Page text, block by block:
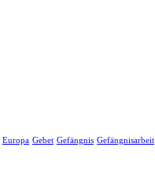
Europa Gebet Gefängnis Gefängnisarbeit